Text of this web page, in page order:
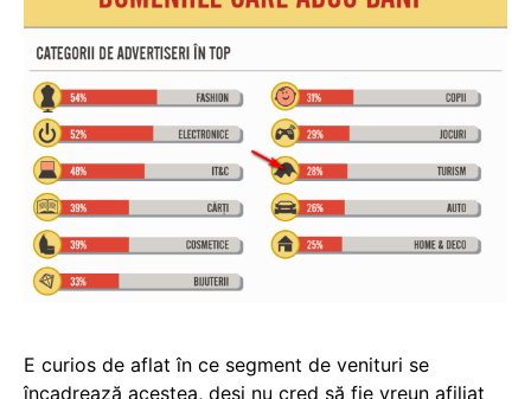
E curios de aflat în ce segment de venituri se
încadrează acestea, deși nu cred să fie vreun afiliat